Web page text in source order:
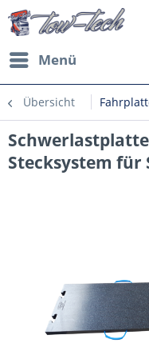
Menü
Übersicht
Stecksystem